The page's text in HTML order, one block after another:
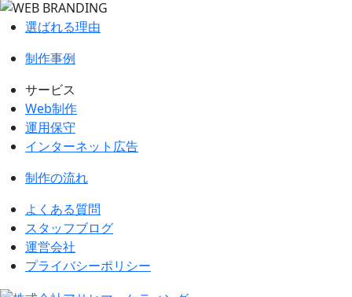
選ばれる理由
制作事例
サービス
Web制作
運用保守
インターネット広告
制作の流れ
よくある質問
スタッフブログ
運営会社
プライバシーポリシー